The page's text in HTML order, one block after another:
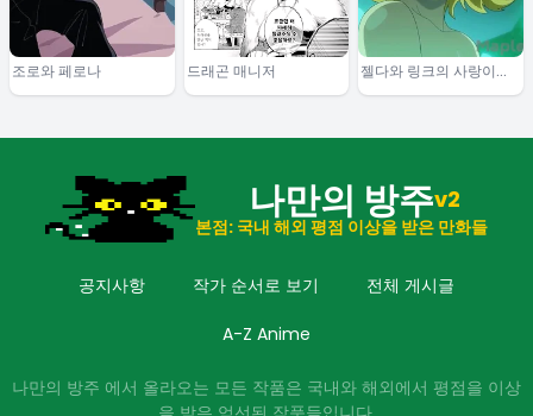
조로와 페로나 드래곤 매니저
젤다와 링크의 사랑이야
기
나만의 방주v2
본점: 국내 해외 평점 이상을 받은 만화들
공지사항 작가 순서로 보기 전체 게시글
A-Z Anime
나만의 방주 에서 올라오는 모든 작품은 국내와 해외에서 평점을 이상